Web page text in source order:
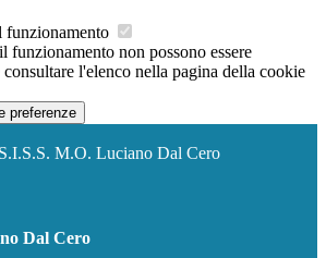
funzionamento
funzionamento non possono essere
l'elenco nella pagina della cookie
preferenze
M.O. Luciano Dal Cero
Dal Cero